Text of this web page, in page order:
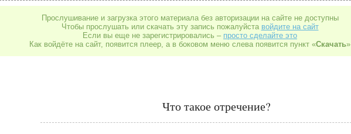
Прослушивание и загрузка этого материала без авторизации на сайте не доступны
Чтобы прослушать или скачать эту запись пожалуйста войдите на сайт
Если вы еще не зарегистрировались – просто сделайте это
Как войдёте на сайт, появится плеер, а в боковом меню слева появится пункт «Скачать»
Что такое отречение?